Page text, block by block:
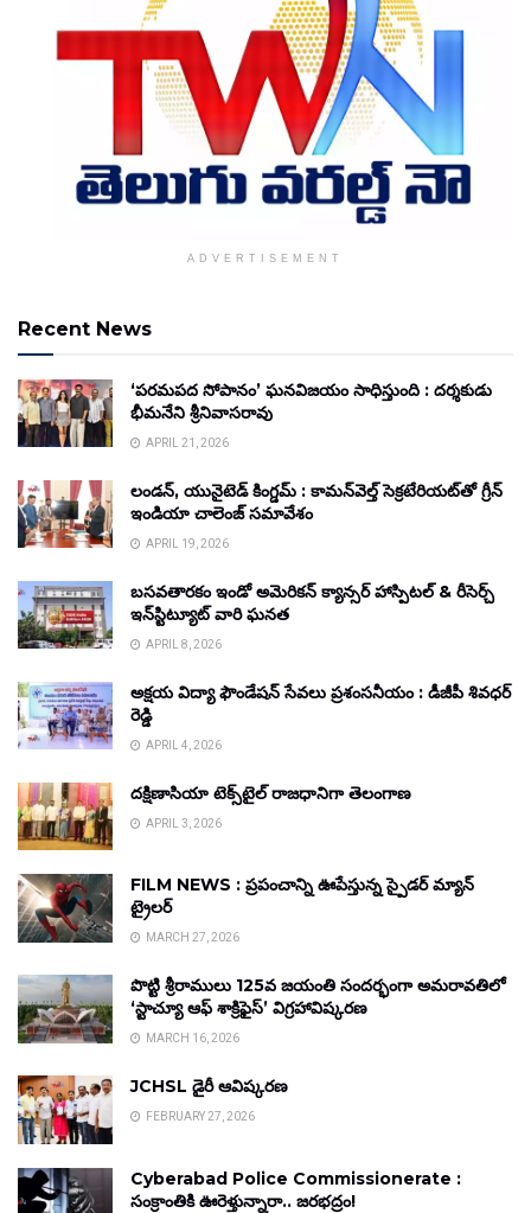
ADVERTISEMENT
Recent News
‘పరమపద సోపానం’ ఘనవిజయం సాధిస్తుంది : దర్శకుడు
భీమనేని శ్రీనివాసరావు
APRIL 21, 2026
లండన్, యునైటెడ్ కింగ్డమ్ : కామన్‌వెల్త్ సెక్రటేరియట్‌తో గ్రీన్
ఇండియా చాలెంజ్ సమావేశం
APRIL 19, 2026
బసవతారకం ఇండో అమెరికన్ క్యాన్సర్ హాస్పిటల్ & రీసెర్చ్
ఇన్‌స్టిట్యూట్ వారి ఘనత
APRIL 8, 2026
అక్షయ విద్యా ఫౌండేషన్ సేవలు ప్రశంసనీయం : డీజీపీ శివధర్
రెడ్డి
APRIL 4, 2026
దక్షిణాసియా టెక్స్‌టైల్ రాజధానిగా తెలంగాణ
APRIL 3, 2026
FILM NEWS : ప్రపంచాన్ని ఊపేస్తున్న స్పైడర్ మ్యాన్
ట్రైలర్
MARCH 27, 2026
పొట్టి శ్రీరాములు 125వ జయంతి సందర్భంగా అమరావతిలో
‘స్టాచ్యూ ఆఫ్ శాక్రిఫైస్’ విగ్రహావిష్కరణ
MARCH 16, 2026
JCHSL డైరీ ఆవిష్కరణ
FEBRUARY 27, 2026
Cyberabad Police Commissionerate :
సంక్రాంతికి ఊరెళ్తున్నారా.. జరభద్రం!